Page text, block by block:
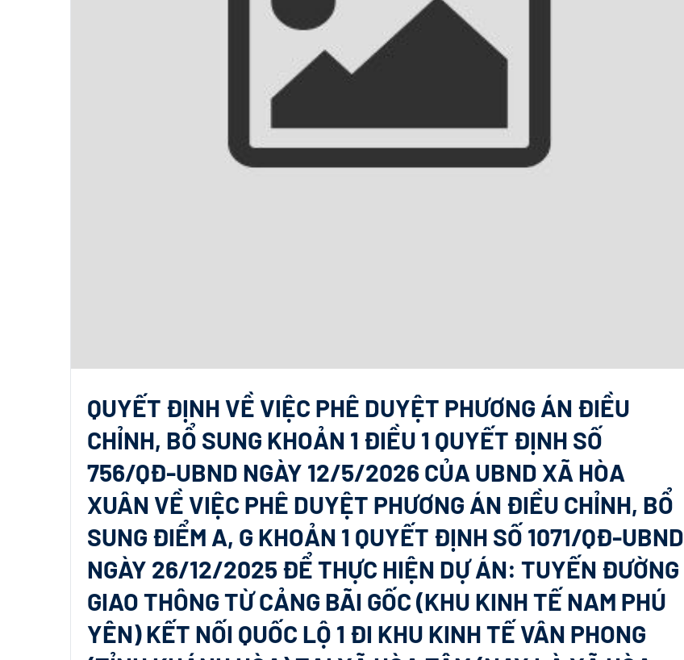
QUYẾT ĐỊNH VỀ VIỆC PHÊ DUYỆT PHƯƠNG ÁN ĐIỀU
CHỈNH, BỔ SUNG KHOẢN 1 ĐIỀU 1 QUYẾT ĐỊNH SỐ
756/QĐ-UBND NGÀY 12/5/2026 CỦA UBND XÃ HÒA
XUÂN VỀ VIỆC PHÊ DUYỆT PHƯƠNG ÁN ĐIỀU CHỈNH, BỔ
SUNG ĐIỂM A, G KHOẢN 1 QUYẾT ĐỊNH SỐ 1071/QĐ-UBND
NGÀY 26/12/2025 ĐỂ THỰC HIỆN DỰ ÁN: TUYẾN ĐƯỜNG
GIAO THÔNG TỪ CẢNG BÃI GỐC (KHU KINH TẾ NAM PHÚ
YÊN) KẾT NỐI QUỐC LỘ 1 ĐI KHU KINH TẾ VÂN PHONG